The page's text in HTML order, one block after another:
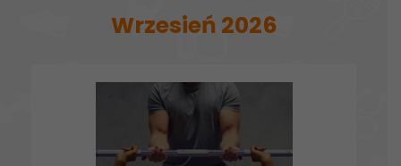
Wrzesień 2026